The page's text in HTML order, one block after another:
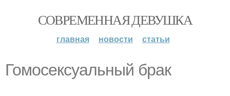
СОВРЕМЕННАЯ ДЕВУШКА
главная новости статьи
Гомосексуальный брак